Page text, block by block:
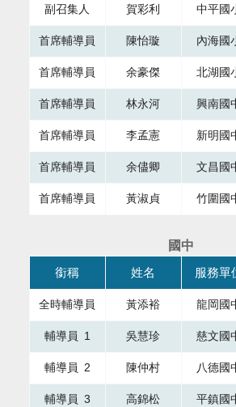
副召集人 賀彩利 中平國
首席輔導員 陳怡璇 內海國
首席輔導員 余豪傑 北湖國
首席輔導員 林永河 興南國
首席輔導員 李孟憲 新明國
首席輔導員 余儘卿 文昌國
首席輔導員 黃淑貞 竹圍國
國中
本表格為組織成員，共有四個直欄，
銜稱 姓名 服務單
全時輔導員 黃添裕 龍岡國
輔導員 1 吳慧珍 慈文國
輔導員 2 陳仲村 八德國
輔導員 3 高錦松 平鎮國